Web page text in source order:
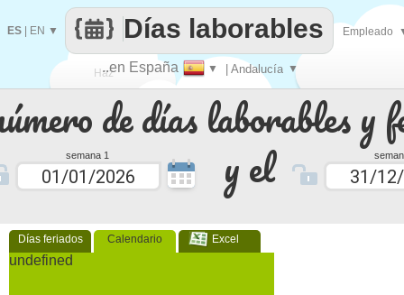
de días laborables y
semana 1 y el
Días feriados Calendario Excel
undefined
Haz
que
..en España ▼ | Andalucía ▼
Días laborables
ES EN ▼ Empleado